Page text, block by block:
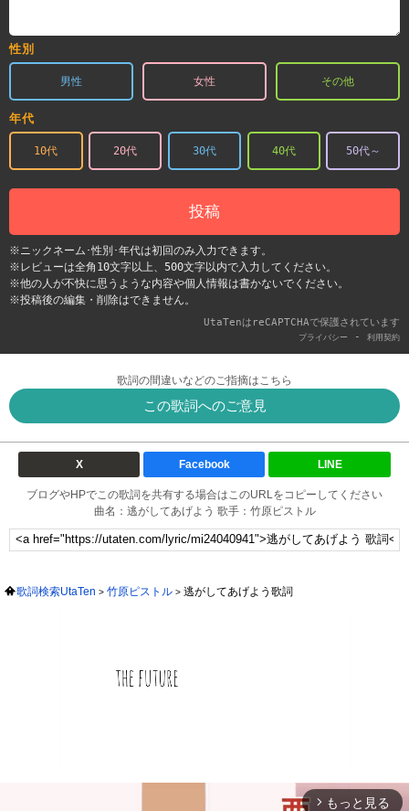
性別
男性 女性 その他
年代
10代 20代 30代 40代 50代～
投稿
※ニックネーム･性別･年代は初回のみ入力できます。
※レビューは全角10文字以上、500文字以内で入力してください。
※他の人が不快に思うような内容や個人情報は書かないでください。
※投稿後の編集・削除はできません。
UtaTenはreCAPTCHAで保護されています
プライバシー - 利用契約
歌詞の間違いなどのご指摘はこちら
この歌詞へのご意見
X Facebook LINE
ブログやHPでこの歌詞を共有する場合はこのURLをコピーしてください
曲名：逃がしてあげよう 歌手：竹原ピストル
歌詞検索UtaTen 竹原ピストル 逃がしてあげよう歌詞
arrow_forward_ios もっと見る